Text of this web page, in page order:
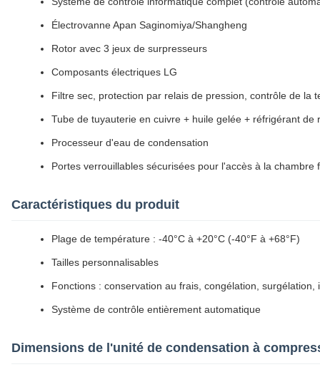
Électrovanne Apan Saginomiya/Shangheng
Rotor avec 3 jeux de surpresseurs
Composants électriques LG
Filtre sec, protection par relais de pression, contrôle de la
Tube de tuyauterie en cuivre + huile gelée + réfrigérant
Processeur d'eau de condensation
Portes verrouillables sécurisées pour l'accès à la chambre
Caractéristiques du produit
Plage de température : -40°C à +20°C (-40°F à +68°F)
Tailles personnalisables
Fonctions : conservation au frais, congélation,
Système de contrôle entièrement automatique
Dimensions de l'unité de condensation à